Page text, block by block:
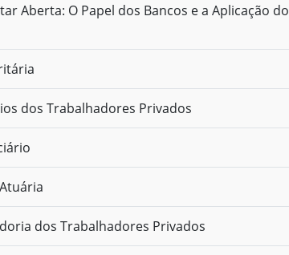
Aberta: O Papel dos Bancos e a Aplicação do
dos Trabalhadores Privados
dos Trabalhadores Privados